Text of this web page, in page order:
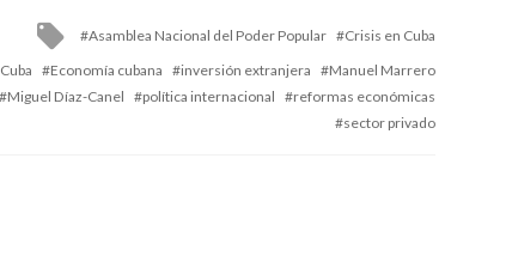
Tagged
Asamblea Nacional del Poder Popular
Crisis en Cuba
Cuba
Economía cubana inversión extranjera
Manuel Marrero
Miguel Díaz-Canel
política internacional
reformas económicas
sector privado